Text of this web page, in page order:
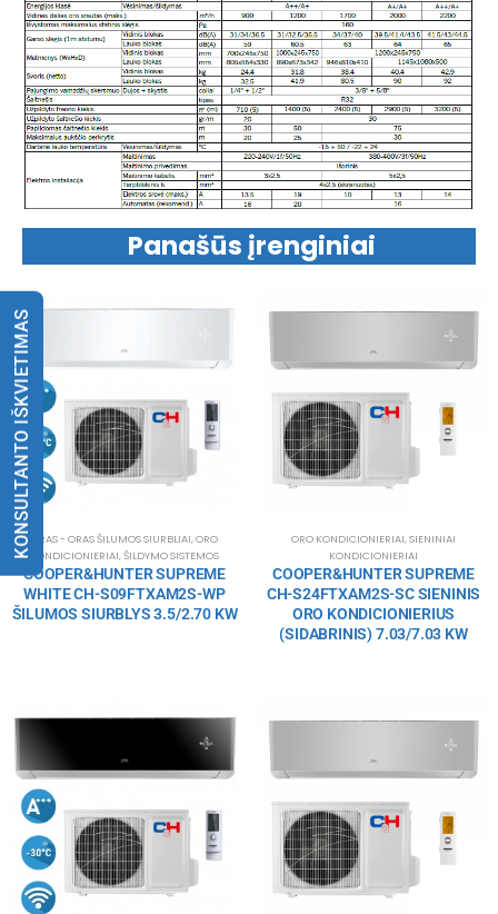
Panašūs įrenginiai
ORAS - ORAS ŠILUMOS SIURBLIAI,ORO
KONDICIONIERIAI,ŠILDYMO SISTEMOS
COOPER&HUNTER SUPREME
WHITE CH-S09FTXAM2S-WP
ŠILUMOS SIURBLYS 3.5/2.70 KW
ORO KONDICIONIERIAI,SIENINIAI
KONDICIONIERIAI
COOPER&HUNTER SUPREME
CH-S24FTXAM2S-SC SIENINIS
ORO KONDICIONIERIUS
(SIDABRINIS) 7.03/7.03 KW
KONSULTANTO IŠKVIETIMAS